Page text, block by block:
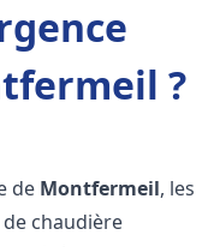
?
de Montfermeil, les
chaudière